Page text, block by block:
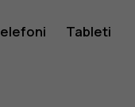
Tableti